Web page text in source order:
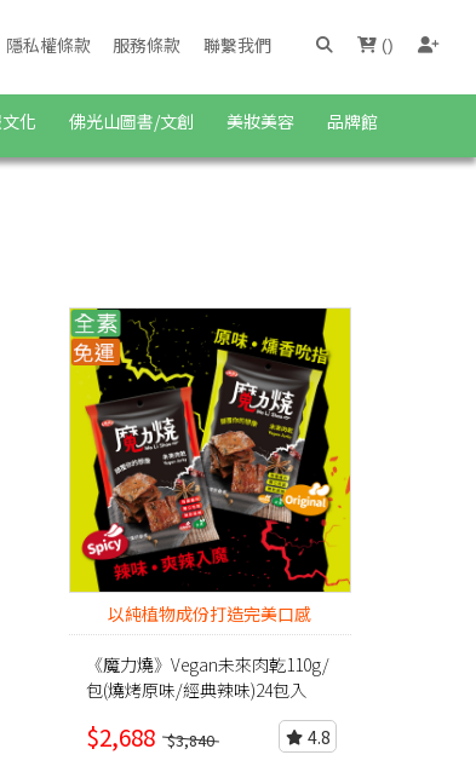
隱私權條款 服務條款 聯繫我們 ()
化 佛光山圖書/文創 美妝美容 品牌館
以純植物成份打造完美口感
《魔力燒》Vegan未來肉乾110g/
包(燒烤原味/經典辣味)24包入
$2,688 $3,840 4.8